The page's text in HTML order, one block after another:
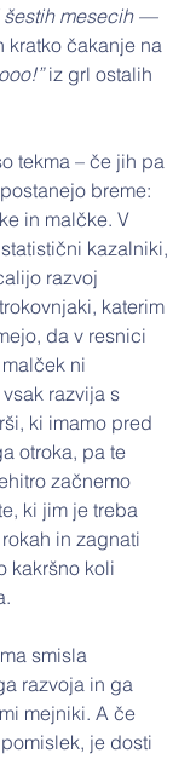
šestih mesecih —
kratko čakanje na
iz grl ostalih
tekma – če jih pa
breme:
in malčke. V
kazalniki,
razvoj
katerim
da v resnici
ni
razvija s
ki imamo pred
otroka, pa te
začnemo
ki jim je treba
in zagnati
kakršno koli
smisla
razvoja in ga
mejniki. A če
je dosti